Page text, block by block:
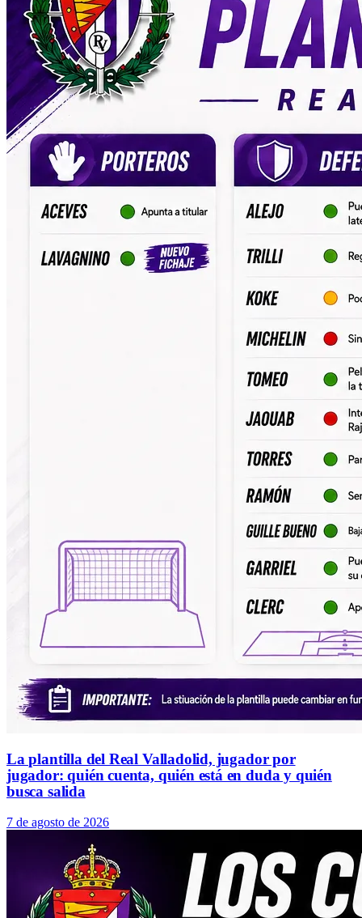
La plantilla del Real Valladolid, jugador por
jugador: quién cuenta, quién está en duda y quién
busca salida
7 de agosto de 2026